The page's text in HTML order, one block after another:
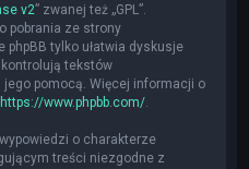
v2” zwanej też „GPL”.
pobrania ze strony
phpBB tylko ułatwia dyskusje
tekstów
pomocą. Więcej informacji o
https://www.phpbb.com/
o charakterze
treści niezgodne z